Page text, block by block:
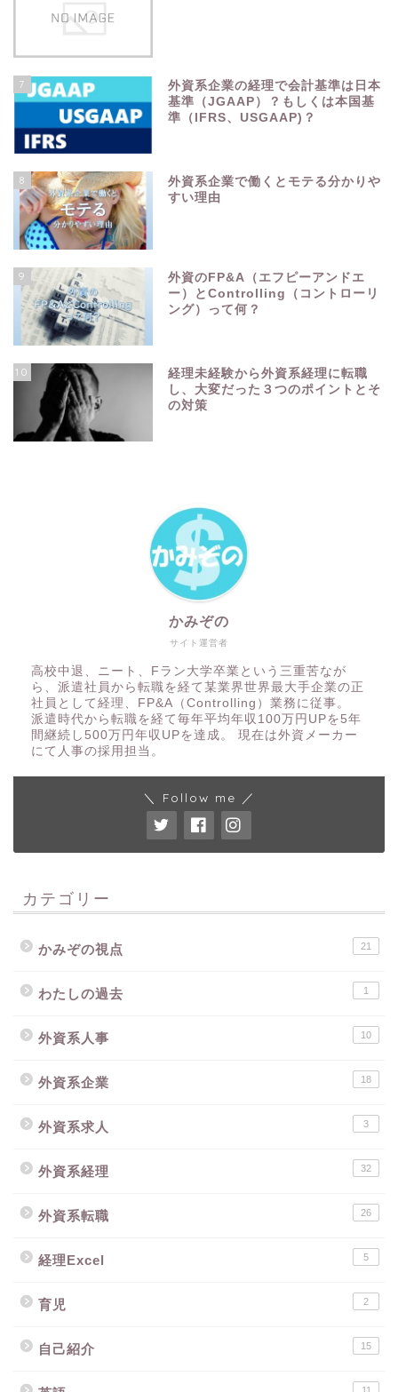
7
外資系企業の経理で会計基準は日本
基準（JGAAP）？もしくは本国基
準（IFRS、USGAAP)？
8
外資系企業で働くとモテる分かりや
すい理由
9
外資のFP&A（エフピーアンドエ
ー）とControlling（コントローリ
ング）って何？
10
経理未経験から外資系経理に転職
し、大変だった３つのポイントとそ
の対策
サイト運営者
かみぞの
高校中退、ニート、Fラン大学卒業という三重苦なが
ら、派遣社員から転職を経て某業界世界最大手企業の正
社員として経理、FP&A（Controlling）業務に従事。
派遣時代から転職を経て毎年平均年収100万円UPを5年
間継続し500万円年収UPを達成。 現在は外資メーカー
にて人事の採用担当。
＼ Follow me ／
カテゴリー
かみぞの視点 21
わたしの過去 1
外資系人事 10
外資系企業 18
外資系求人 3
外資系経理 32
外資系転職 26
経理Excel 5
育児 2
自己紹介 15